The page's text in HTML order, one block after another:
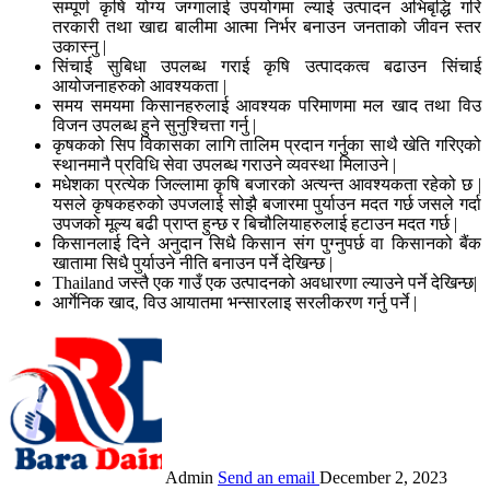
सम्पूर्ण कृषि योग्य जग्गालाई उपयोगमा ल्याई उत्पादन अभिबृद्धि गरि
तरकारी तथा खाद्य बालीमा आत्मा निर्भर बनाउन जनताको जीवन स्तर
उकास्नु |
सिंचाई सुबिधा उपलब्ध गराई कृषि उत्पादकत्व बढाउन सिंचाई
आयोजनाहरुको आवश्यकता |
समय समयमा किसानहरुलाई आवश्यक परिमाणमा मल खाद तथा विउ
विजन उपलब्ध हुने सुनुश्चित्ता गर्नु |
कृषकको सिप विकासका लागि तालिम प्रदान गर्नुका साथै खेति गरिएको
स्थानमानै प्रविधि सेवा उपलब्ध गराउने व्यवस्था मिलाउने |
मधेशका प्रत्येक जिल्लामा कृषि बजारको अत्यन्त आवश्यकता रहेको छ |
यसले कृषकहरुको उपजलाई सोझै बजारमा पुर्याउन मदत गर्छ जसले गर्दा
उपजको मूल्य बढी प्राप्त हुन्छ र बिचौलियाहरुलाई हटाउन मदत गर्छ |
किसानलाई दिने अनुदान सिधै किसान संग पुग्नुपर्छ वा किसानको बैंक
खातामा सिधै पुर्याउने नीति बनाउन पर्ने देखिन्छ |
Thailand जस्तै एक गाउँ एक उत्पादनको अवधारणा ल्याउने पर्ने देखिन्छ|
आर्गेनिक खाद, विउ आयातमा भन्सारलाइ सरलीकरण गर्नु पर्ने |
Admin Send an email December 2, 2023